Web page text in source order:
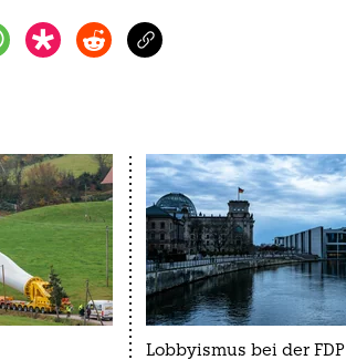
Lobbyismus bei der FDP